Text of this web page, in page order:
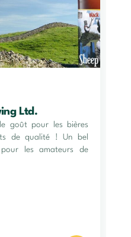
Ltd.
goût pour les bières
de qualité ! Un bel
les amateurs de